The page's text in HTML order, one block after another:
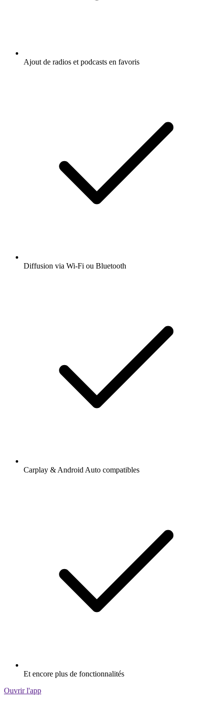
Ajout de radios et podcasts en favoris
Diffusion via Wi-Fi ou Bluetooth
Carplay & Android Auto compatibles
Et encore plus de fonctionnalités
Ouvrir l'app